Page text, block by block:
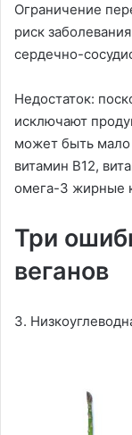
Ограничение
риск
сердечно-
Недостаток:
исключают
может быть мало
витамин B12,
омега-3 жирные
Три
веганов
3.